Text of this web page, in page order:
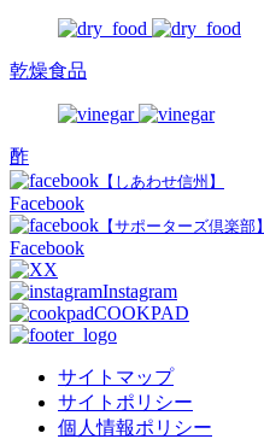
乾燥食品
酢
【しあわせ信州】
Facebook
【サポーターズ倶楽部】
Facebook
X
Instagram
COOKPAD
サイトマップ
サイトポリシー
個人情報ポリシー